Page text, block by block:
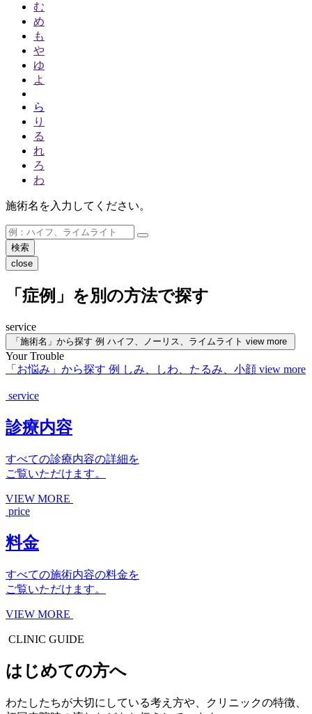
む
め
も
や
ゆ
よ
ら
り
る
れ
ろ
わ
施術名を入力してください。
close
「症例」を別の方法で探す
service
「施術名」から探す 例 ハイフ、ノーリス、ライムライト view more
Your Trouble
「お悩み」から探す 例 しみ、しわ、たるみ、小顔 view more
service
診療内容
すべての診療内容の詳細を
ご覧いただけます。
VIEW MORE
price
料金
すべての施術内容の料金を
ご覧いただけます。
VIEW MORE
CLINIC GUIDE
はじめての方へ
わたしたちが大切にしている考え方や、クリニックの特徴、